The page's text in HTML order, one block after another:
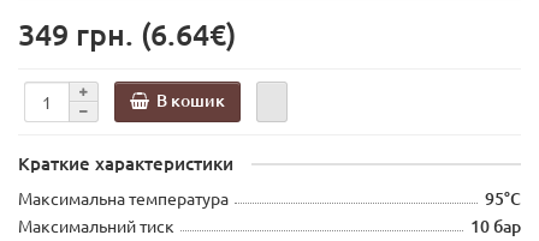
349 грн. (6.64€)
В кошик
Краткие характеристики
Максимальна температура 95°C
Максимальний тиск 10 бар